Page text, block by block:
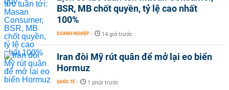
BSR, MB chốt quyền, tỷ lệ cao nhất
100%
DOANH NGHIỆP - 14 giờ trước
Iran đòi Mỹ rút quân để mở lại eo biển
Hormuz
QUỐC TẾ - 1 phút trước